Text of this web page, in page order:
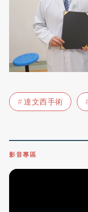
達文西手術
影音專區